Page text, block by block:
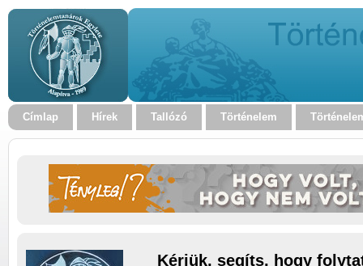
Címlap Hírek Tallózó Történelem
Kérjük, segíts, hogy